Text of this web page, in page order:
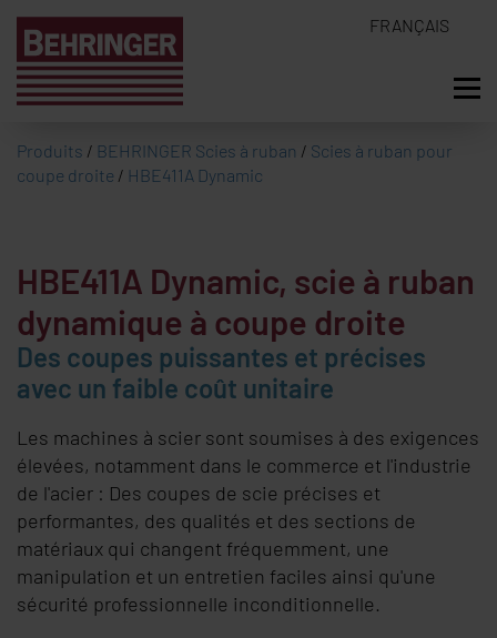
FRANÇAIS
Produits / BEHRINGER Scies à ruban / Scies à ruban pour
coupe droite / HBE411A Dynamic
HBE411A Dynamic, scie à ruban
dynamique à coupe droite
Des coupes puissantes et précises
avec un faible coût unitaire
Les machines à scier sont soumises à des exigences
élevées, notamment dans le commerce et l'industrie
de l'acier : Des coupes de scie précises et
performantes, des qualités et des sections de
matériaux qui changent fréquemment, une
manipulation et un entretien faciles ainsi qu'une
sécurité professionnelle inconditionnelle.